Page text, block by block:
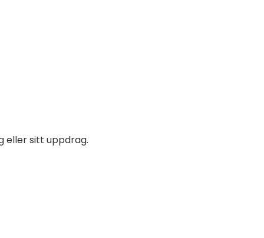
eller sitt uppdrag.